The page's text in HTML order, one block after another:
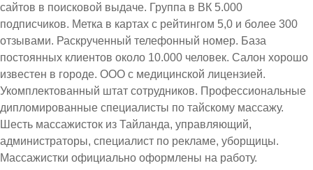
сайтов в поисковой выдаче. Группа в ВК 5.000
подписчиков. Метка в картах с рейтингом 5,0 и более 300
отзывами. Раскрученный телефонный номер. База
постоянных клиентов около 10.000 человек. Салон хорошо
известен в городе. ООО с медицинской лицензией.
Укомплектованный штат сотрудников. Профессиональные
дипломированные специалисты по тайскому массажу.
Шесть массажисток из Тайланда, управляющий,
администраторы, специалист по рекламе, уборщицы.
Массажистки официально оформлены на работу.